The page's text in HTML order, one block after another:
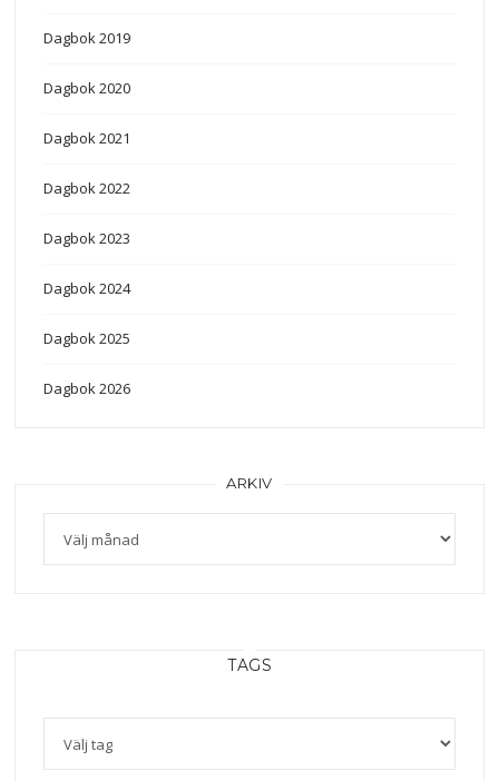
Dagbok 2019
Dagbok 2020
Dagbok 2021
Dagbok 2022
Dagbok 2023
Dagbok 2024
Dagbok 2025
Dagbok 2026
ARKIV
TAGS